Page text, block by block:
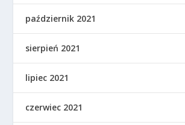
październik 2021
sierpień 2021
lipiec 2021
czerwiec 2021